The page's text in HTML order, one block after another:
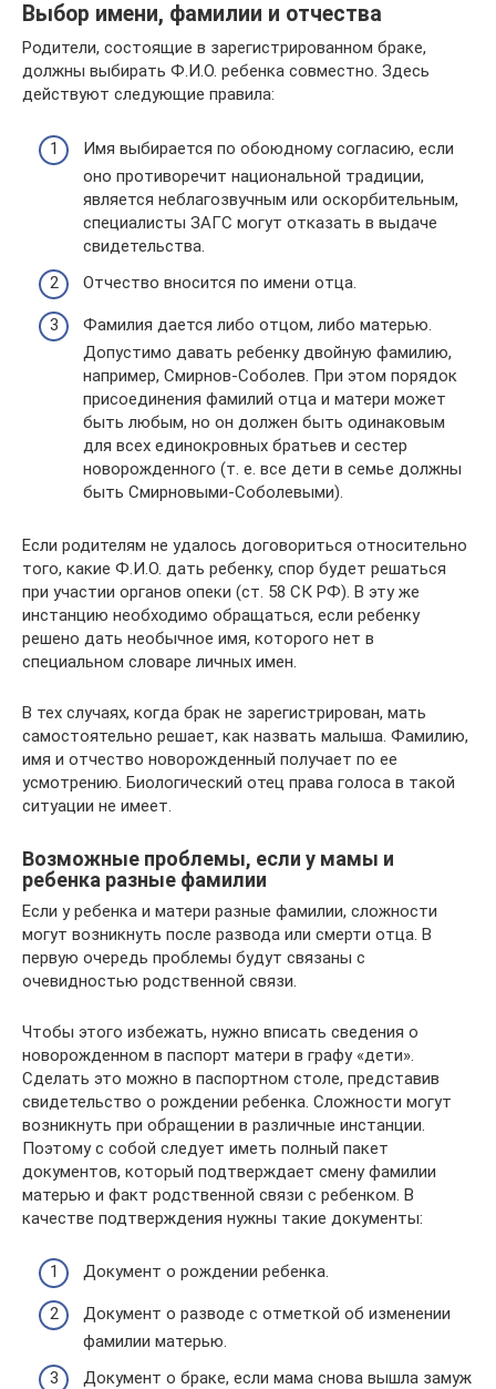
Выбор имени, фамилии и отчества
Родители, состоящие в зарегистрированном браке,
должны выбирать Ф.И.О. ребенка совместно. Здесь
действуют следующие правила:
Имя выбирается по обоюдному согласию, если
оно противоречит национальной традиции,
является неблагозвучным или оскорбительным,
специалисты ЗАГС могут отказать в выдаче
свидетельства.
Отчество вносится по имени отца.
Фамилия дается либо отцом, либо матерью.
Допустимо давать ребенку двойную фамилию,
например, Смирнов-Соболев. При этом порядок
присоединения фамилий отца и матери может
быть любым, но он должен быть одинаковым
для всех единокровных братьев и сестер
новорожденного (т. е. все дети в семье должны
быть Смирновыми-Соболевыми).
Если родителям не удалось договориться относительно
того, какие Ф.И.О. дать ребенку, спор будет решаться
при участии органов опеки (ст. 58 СК РФ). В эту же
инстанцию необходимо обращаться, если ребенку
решено дать необычное имя, которого нет в
специальном словаре личных имен.
В тех случаях, когда брак не зарегистрирован, мать
самостоятельно решает, как назвать малыша. Фамилию,
имя и отчество новорожденный получает по ее
усмотрению. Биологический отец права голоса в такой
ситуации не имеет.
Возможные проблемы, если у мамы и
ребенка разные фамилии
Если у ребенка и матери разные фамилии, сложности
могут возникнуть после развода или смерти отца. В
первую очередь проблемы будут связаны с
очевидностью родственной связи.
Чтобы этого избежать, нужно вписать сведения о
новорожденном в паспорт матери в графу «дети».
Сделать это можно в паспортном столе, представив
свидетельство о рождении ребенка. Сложности могут
возникнуть при обращении в различные инстанции.
Поэтому с собой следует иметь полный пакет
документов, который подтверждает смену фамилии
матерью и факт родственной связи с ребенком. В
качестве подтверждения нужны такие документы:
Документ о рождении ребенка.
Документ о разводе с отметкой об изменении
фамилии матерью.
Документ о браке, если мама снова вышла замуж